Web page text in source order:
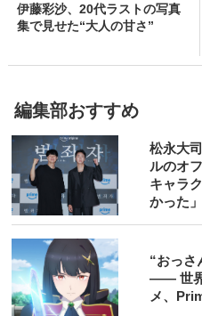
伊藤彩沙、20代ラストの写真
集で見せた“大人の甘さ”
編集部おすすめ
松永大
ルのオ
キャラ
かった」
“おっさ
―― 世界
メ、